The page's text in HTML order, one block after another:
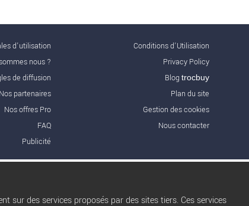
d'utilisation
nous ?
de diffusion
Nos partenaires
Nos offres Pro
FAQ
Publicité
Conditions d’Utilisation
Privacy Policy
Blog trocbuy
Plan du site
Gestion des cookies
Nous contacter
sur des services proposés par des sites tiers. Ces services